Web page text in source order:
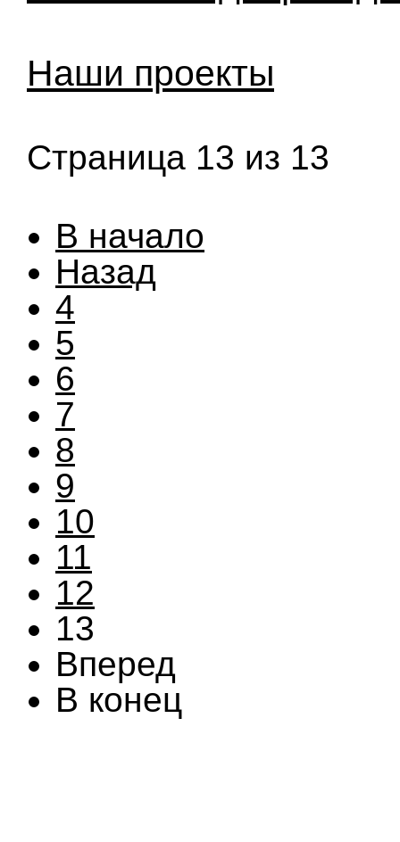
Наши проекты
Страница 13 из 13
В начало
Назад
4
5
6
7
8
9
10
11
12
13
Вперед
В конец